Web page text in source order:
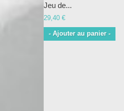
Jeu de...
29,40 €
- Ajouter au panier -